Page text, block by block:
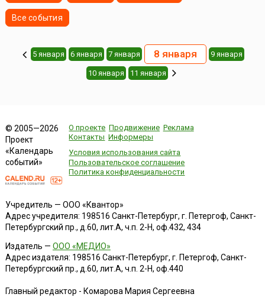
Все события
5 января 6 января 7 января 8 января 9 января
10 января 11 января
© 2005—2026
Проект
«Календарь
событий»
О проекте Продвижение Реклама
Контакты Информеры
Условия использования сайта
Пользовательское соглашение
Политика конфиденциальности
Учредитель — ООО «Квантор»
Адрес учредителя: 198516 Санкт-Петербург, г. Петергоф, Санкт-
Петербургский пр., д.60, лит.А, ч.п. 2-Н, оф.432, 434
Издатель — ООО «МЕДИО»
Адрес издателя: 198516 Санкт-Петербург, г. Петергоф, Санкт-
Петербургский пр., д.60, лит.А, ч.п. 2-Н, оф.440
Главный редактор - Комарова Мария Сергеевна